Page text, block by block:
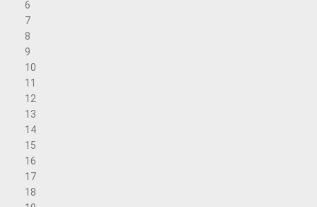
6
7
8
9
10
11
12
13
14
15
16
17
18